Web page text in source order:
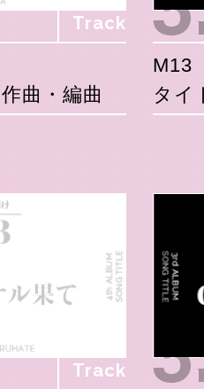
Track
曲・編曲
M13
タイ
Track